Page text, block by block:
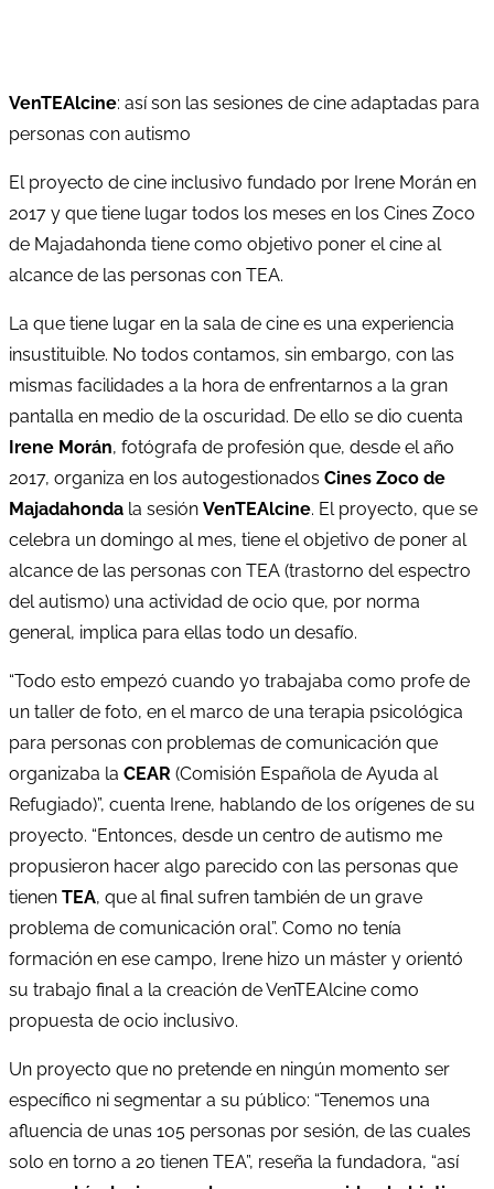
VenTEAlcine: así son las sesiones de cine adaptadas para
personas con autismo
El proyecto de cine inclusivo fundado por Irene Morán en
2017 y que tiene lugar todos los meses en los Cines Zoco
de Majadahonda tiene como objetivo poner el cine al
alcance de las personas con TEA.
La que tiene lugar en la sala de cine es una experiencia
insustituible. No todos contamos, sin embargo, con las
mismas facilidades a la hora de enfrentarnos a la gran
pantalla en medio de la oscuridad. De ello se dio cuenta
Irene Morán, fotógrafa de profesión que, desde el año
2017, organiza en los autogestionados Cines Zoco de
Majadahonda la sesión VenTEAlcine. El proyecto, que se
celebra un domingo al mes, tiene el objetivo de poner al
alcance de las personas con TEA (trastorno del espectro
del autismo) una actividad de ocio que, por norma
general, implica para ellas todo un desafío.
“Todo esto empezó cuando yo trabajaba como profe de
un taller de foto, en el marco de una terapia psicológica
para personas con problemas de comunicación que
organizaba la CEAR (Comisión Española de Ayuda al
Refugiado)”, cuenta Irene, hablando de los orígenes de su
proyecto. “Entonces, desde un centro de autismo me
propusieron hacer algo parecido con las personas que
tienen TEA, que al final sufren también de un grave
problema de comunicación oral”. Como no tenía
formación en ese campo, Irene hizo un máster y orientó
su trabajo final a la creación de VenTEAlcine como
propuesta de ocio inclusivo.
Un proyecto que no pretende en ningún momento ser
específico ni segmentar a su público: “Tenemos una
afluencia de unas 105 personas por sesión, de las cuales
solo en torno a 20 tienen TEA”, reseña la fundadora, “así